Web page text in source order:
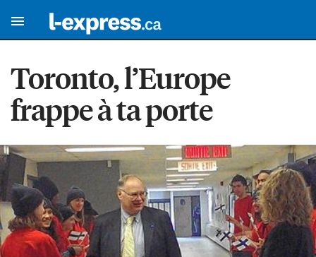
Toronto, l’Europe
frappe à ta porte